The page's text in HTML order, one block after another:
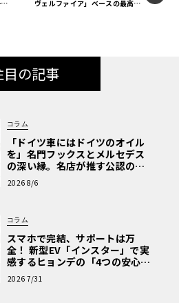
その乗り心地はかなりスパルタ
ンは装備されたがウィンドウは
定、そのうち4色（レッド、イ
ク）には色調違いで2種類ずつが
照）で述べた通り、ここでお見
24スケール・プラモデルのF50
造を要するキットではないの
ルアップを行って仕上げたのみ
しいフィニッシュも相俟って、
ヴェルファイア」ベースの最高級
目の記事
コラム
「ドイツ車にはドイツのオイル
を」名門フックスとメルセデス
の深い縁。名店が推す公認の安
心と、Cクラスで味わうシルキー
な走り〈PR〉
2026 8/6
コラム
スマホで完結、サポートは万
全！ 新型EV「インスター」で実
感するヒョンデの「4つの安心」
【第1回・ヒョンデ6つの疑問：
Why? Hyundai?】〈PR〉
2026 7/31